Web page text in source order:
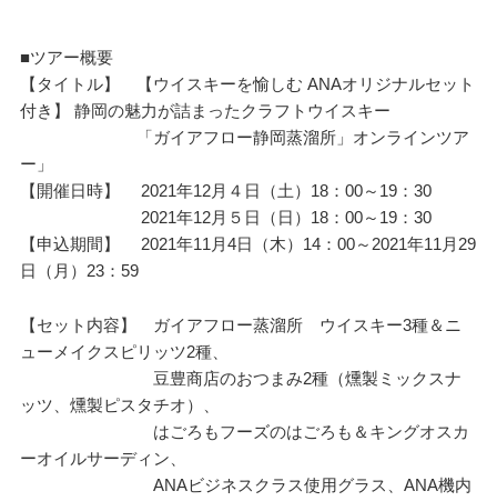
■ツアー概要
【タイトル】 【ウイスキーを愉しむ ANAオリジナルセット
付き】 静岡の魅力が詰まったクラフトウイスキー
「ガイアフロー静岡蒸溜所」オンラインツア
ー」
【開催日時】 2021年12月４日（土）18：00～19：30
2021年12月５日（日）18：00～19：30
【申込期間】 2021年11月4日（木）14：00～2021年11月29
日（月）23：59
【セット内容】 ガイアフロー蒸溜所 ウイスキー3種＆ニ
ューメイクスピリッツ2種、
豆豊商店のおつまみ2種（燻製ミックスナ
ッツ、燻製ピスタチオ）、
はごろもフーズのはごろも＆キングオスカ
ーオイルサーディン、
ANAビジネスクラス使用グラス、ANA機内